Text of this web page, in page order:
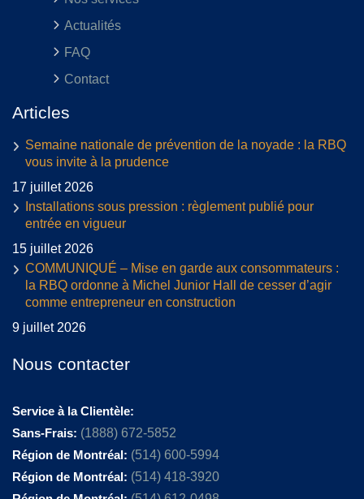
Actualités
FAQ
Contact
Articles
Semaine nationale de prévention de la noyade : la RBQ
vous invite à la prudence
17 juillet 2026
Installations sous pression : règlement publié pour
entrée en vigueur
15 juillet 2026
COMMUNIQUÉ – Mise en garde aux consommateurs :
la RBQ ordonne à Michel Junior Hall de cesser d’agir
comme entrepreneur en construction
9 juillet 2026
Nous contacter
Service à la Clientèle:
Sans-Frais: (1888) 672-5852
Région de Montréal: (514) 600-5994
Région de Montréal: (514) 418-3920